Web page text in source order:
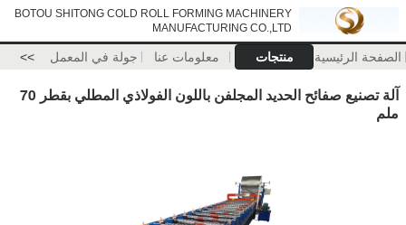
BOTOU SHITONG COLD ROLL FORMING MACHINERY
MANUFACTURING CO.,LTD
الصفحة الرئيسية منتجات معلومات عنا جولة في المعمل >>
آلة تصنيع صفائح الحديد المجلفن باللون الفولاذي المطلي بقطر 70
ملم